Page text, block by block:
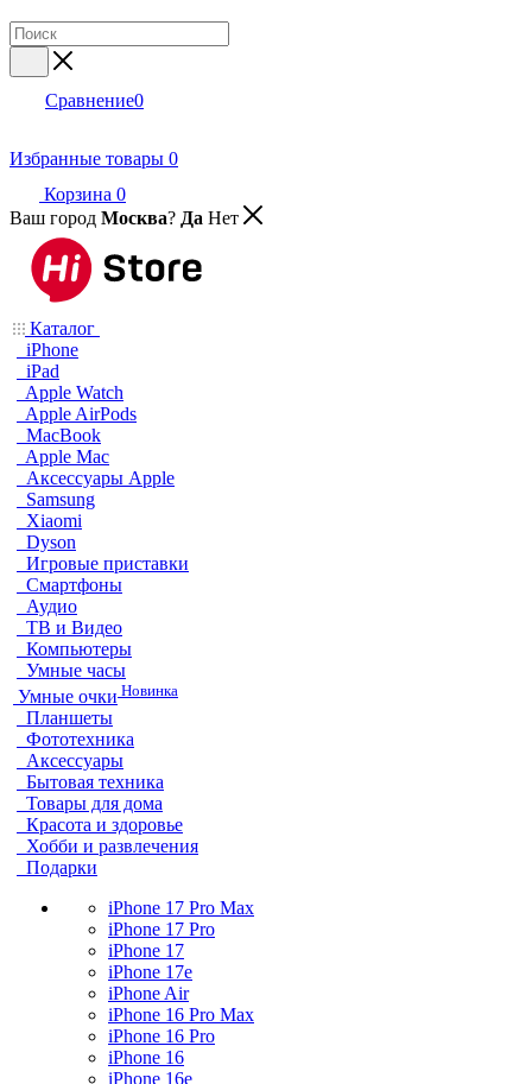
Сравнение0
Избранные товары 0
Корзина 0
Ваш город Москва? Да Нет
Каталог
iPhone
iPad
Apple Watch
Apple AirPods
MacBook
Apple Mac
Аксессуары Apple
Samsung
Xiaomi
Dyson
Игровые приставки
Смартфоны
Аудио
ТВ и Видео
Компьютеры
Умные часы
Умные очки Новинка
Планшеты
Фототехника
Аксессуары
Бытовая техника
Товары для дома
Красота и здоровье
Хобби и развлечения
Подарки
iPhone 17 Pro Max
iPhone 17 Pro
iPhone 17
iPhone 17e
iPhone Air
iPhone 16 Pro Max
iPhone 16 Pro
iPhone 16
iPhone 16e